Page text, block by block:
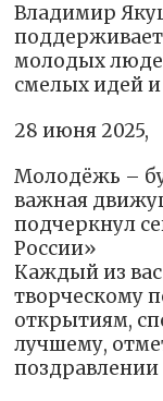
Владимир
молодых
смелых идей
28 июня 2025,
Молодёжь –
важная
подчеркнул
России»
Каждый из
творческому
открытиям,
лучшему,